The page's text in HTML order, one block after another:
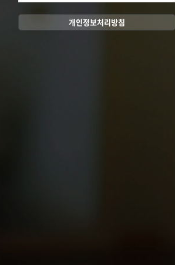
개인정보처리방침